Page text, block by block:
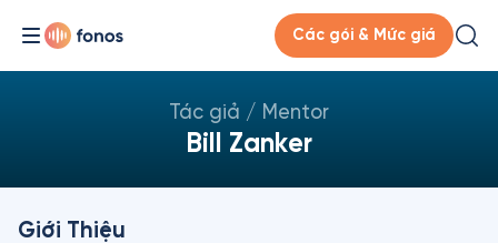
Các gói & Mức giá
Tác giả / Mentor
Bill Zanker
Giới Thiệu